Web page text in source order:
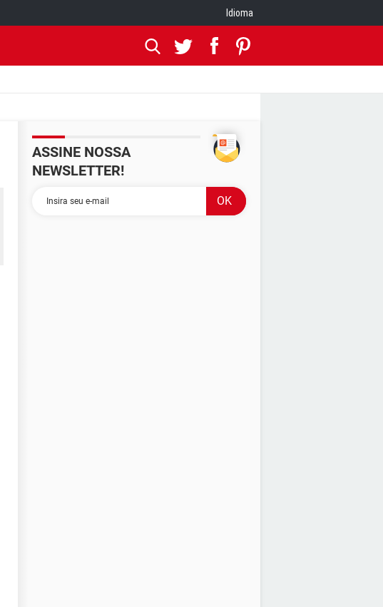
Idioma
ASSINE NOSSA
NEWSLETTER!